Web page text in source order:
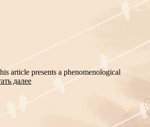
article presents a phenomenological
далее